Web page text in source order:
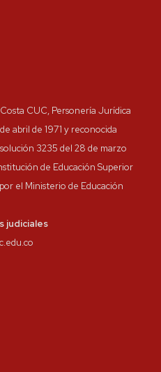
CUC, Personería Jurídica
abril de 1971 y reconocida
3235 del 28 de marzo
de Educación Superior
el Ministerio de Educación
judiciales